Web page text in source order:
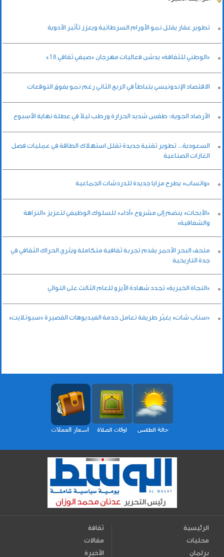
تطوير عقار يقلل نمو الأورام السرطانية ويعزز تأثير الأدوية
«الوطني للثقافة» يدشن فعاليات مهرجان «صيفي ثقافي 18»
الاقتصاد الإندونيسي يتباطأ في الربع الثاني رغم نمو يفوق التوقعات
الأرصاد الجوية: طقس شديد الحرارة ورطب ليلاً في عطلة نهاية الأسبوع
السعودية.. تطوير تقنية جديدة تقلل استهلاك الطاقة في عمليات فصل
الغازات الصناعية
«واتساب» يطرح مزايا جديدة للدردشات الجماعية
«الأبحاث» ينضم إلى مشروع «أداء» للسلوك الوظيفي لتعزيز «النزاهة
والشفافية»
متحف البحر الأحمر يقدم تجربة ثقافية متكاملة ويثري الحراك الثقافي في
جدة التاريخية
«النجاة الخيرية» تجدد شهادة الآيزو للعام الثالث على التوالي
«سناب شات» يغيّر طريقة تعامل خدمة الفيديوهات القصيرة «سبوتلايت»
الرئيسية
محليات
برلمان
ثقافة
مقالات
الأخيرة